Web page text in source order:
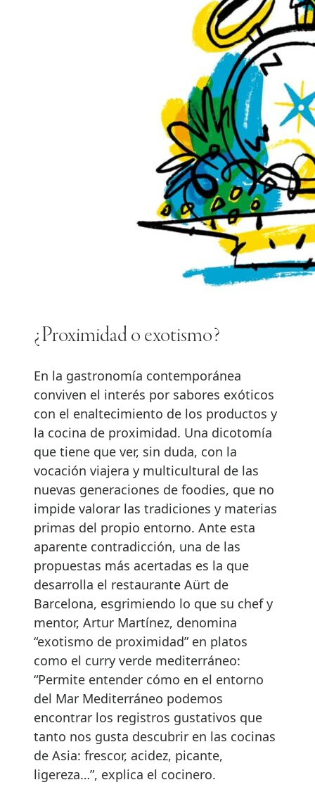
¿Proximidad o exotismo?
En la gastronomía contemporánea
conviven el interés por sabores exóticos
con el enaltecimiento de los productos y
la cocina de proximidad. Una dicotomía
que tiene que ver, sin duda, con la
vocación viajera y multicultural de las
nuevas generaciones de foodies, que no
impide valorar las tradiciones y materias
primas del propio entorno. Ante esta
aparente contradicción, una de las
propuestas más acertadas es la que
desarrolla el restaurante Aürt de
Barcelona, esgrimiendo lo que su chef y
mentor, Artur Martínez, denomina
“exotismo de proximidad” en platos
como el curry verde mediterráneo:
“Permite entender cómo en el entorno
del Mar Mediterráneo podemos
encontrar los registros gustativos que
tanto nos gusta descubrir en las cocinas
de Asia: frescor, acidez, picante,
ligereza…”, explica el cocinero.